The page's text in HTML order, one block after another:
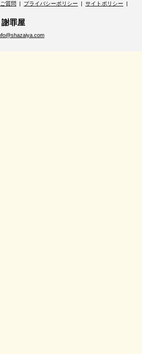
質問 | プライバシーポリシー | サイトポリシー |
罪屋